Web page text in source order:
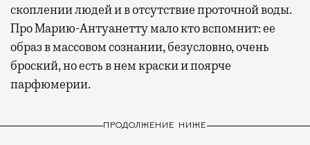
скоплении людей и в отсутствие проточной воды.
Про Марию-Антуанетту мало кто вспомнит: ее
образ в массовом сознании, безусловно, очень
броский, но есть в нем краски и поярче
парфюмерии.
ПРОДОЛЖЕНИЕ НИЖЕ